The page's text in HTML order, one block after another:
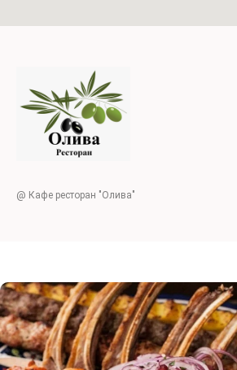
@ Кафе ресторан "Олива"